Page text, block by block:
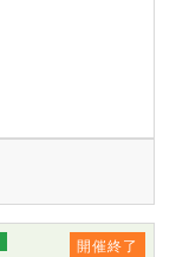
開催終了